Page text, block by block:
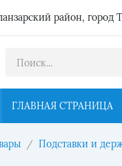
район, город
ГЛАВНАЯ СТРАНИЦА
Подставки и